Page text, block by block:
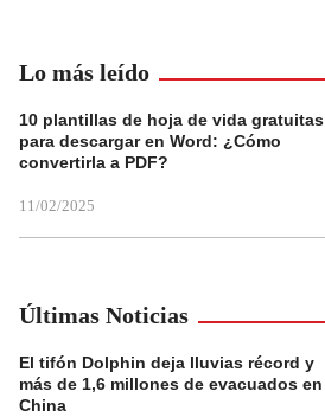
Lo más leído
10 plantillas de hoja de vida gratuitas
para descargar en Word: ¿Cómo
convertirla a PDF?
11/02/2025
Últimas Noticias
El tifón Dolphin deja lluvias récord y
más de 1,6 millones de evacuados en
China